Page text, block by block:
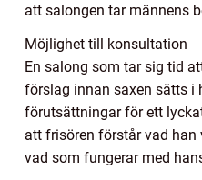
att salongen tar männens
Möjlighet till konsultation
En salong som tar sig tid
förslag innan saxen sätts i
förutsättningar för ett
att frisören förstår vad
vad som fungerar med